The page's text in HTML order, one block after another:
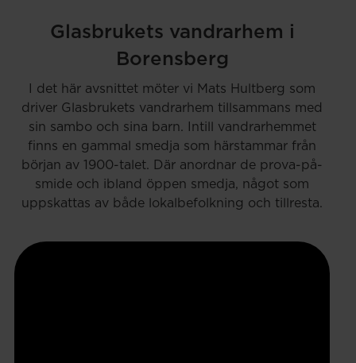
Glasbrukets vandrarhem i
Borensberg
I det här avsnittet möter vi Mats Hultberg som
driver Glasbrukets vandrarhem tillsammans med
sin sambo och sina barn. Intill vandrarhemmet
finns en gammal smedja som härstammar från
början av 1900-talet. Där anordnar de prova-på-
smide och ibland öppen smedja, något som
uppskattas av både lokalbefolkning och tillresta.